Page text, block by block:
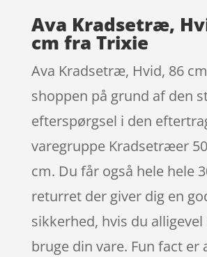
Ava Kradsetræ,
cm fra Trixie
Ava Kradsetræ, Hvid, 86
shoppen på grund af den
efterspørgsel i den
varegruppe Kradsetræer
cm. Du får også hele hele
returret der giver dig en
sikkerhed, hvis du alligevel
bruge din vare. Fun fact er